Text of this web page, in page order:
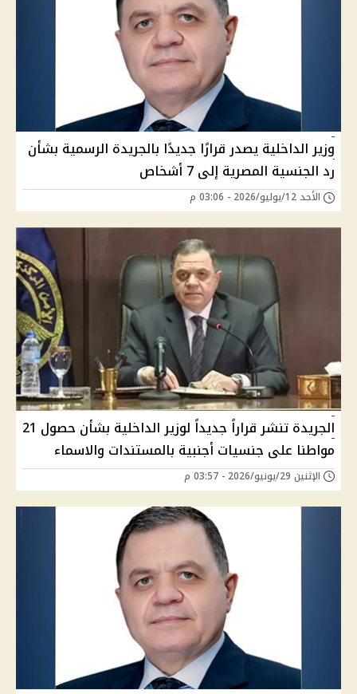
وزير الداخلية يصدر قرارًا جديدًا بالجريدة الرسمية بشأن
رد الجنسية المصرية إلى 7 أشخاص
الأحد 12/يوليو/2026 - 03:06 م
الجريدة تنشر قراراً جديداً لوزير الداخلية بشأن حصول 21
مواطنا على جنسيات أجنبية بالمستندات والاسماء
الإثنين 29/يونيو/2026 - 03:57 م